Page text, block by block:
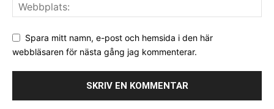
Spara mitt namn, e-post och hemsida i den här
webbläsaren för nästa gång jag kommenterar.